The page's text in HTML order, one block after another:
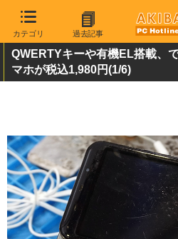
カテゴリ 過去記事
QWERTYキーや有機EL搭載、
マホが税込1,980円(1/6)